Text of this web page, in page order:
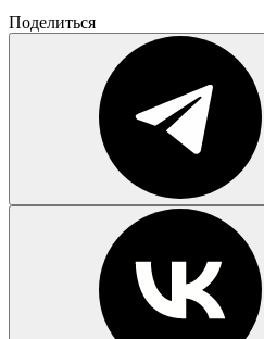
Поделиться